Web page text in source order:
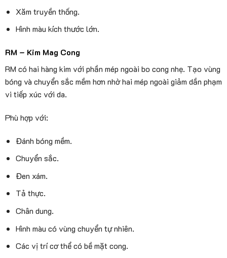
Xăm truyền thống.
Hình màu kích thước lớn.
RM – Kim Mag Cong
RM có hai hàng kim với phần mép ngoài bo cong nhẹ. Tạo vùng
bóng và chuyển sắc mềm hơn nhờ hai mép ngoài giảm dần phạm
vi tiếp xúc với da.
Phù hợp với:
Đánh bóng mềm.
Chuyển sắc.
Đen xám.
Tả thực.
Chân dung.
Hình màu có vùng chuyển tự nhiên.
Các vị trí cơ thể có bề mặt cong.